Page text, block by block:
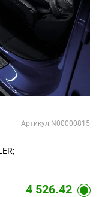
Артикул:N00000815
4 526.42